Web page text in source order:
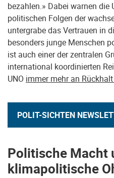
bezahlen.» Dabei warnen die
politischen Folgen der
untergrabe das Vertrauen in
besonders junge Menschen
ist auch einer der zentralen
international koordinierten
UNO immer mehr an
POLIT-SICHTEN
Politische Macht
klimapolitische